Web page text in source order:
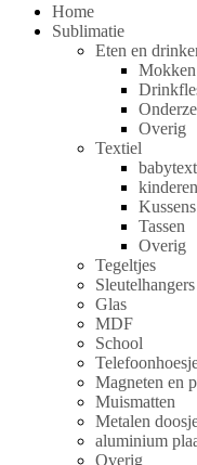
Home
Sublimatie
Eten en
Mokken
Overig
Textiel
Kussens
Tassen
Overig
Tegeltjes
Sleutelhangers
Glas
MDF
School
Magneten en
Muismatten
Metalen
aluminium
Overig